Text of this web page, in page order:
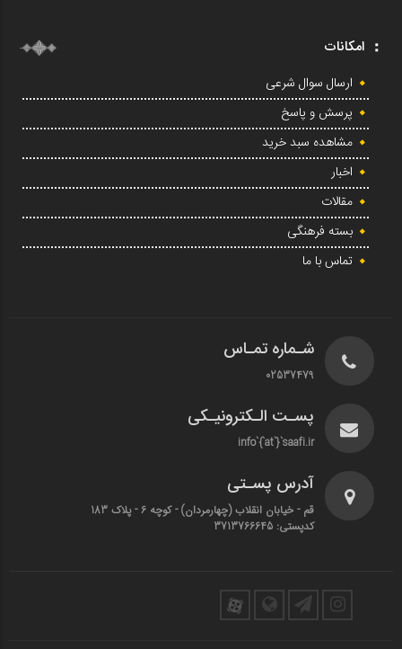
امکانات
ارسال سوال شرعی
پرسش و پاسخ
مشاهده سبد خرید
اخبار
مقالات
بسته فرهنگی
تماس با ما
شـماره تمـاس
02537479
پسـت الـکترونیـکی
info`{`at`}`saafi.ir
آدرس پسـتی
قم - خیابان انقلاب (چهارمردان)‌ - کوچه 6 - پلاک 183
کدپستی: 3713766645